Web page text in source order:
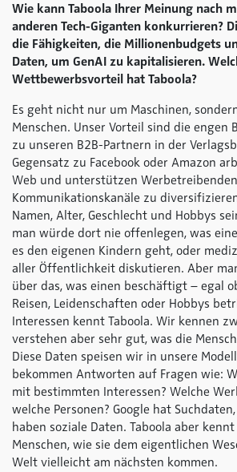
Wie kann Taboola Ihrer Meinung nach
anderen Tech-Giganten konkurrieren?
die Fähigkeiten, die Millionenbudgets
Daten, um GenAI zu kapitalisieren.
Wettbewerbsvorteil hat Taboola?
Es geht nicht nur um Maschinen,
Menschen. Unser Vorteil sind die engen
zu unseren B2B-Partnern in der
Gegensatz zu Facebook oder Amazon
Web und unterstützen
Kommunikationskanäle zu
Namen, Alter, Geschlecht und Hobbys
man würde dort nie offenlegen, was
es den eigenen Kindern geht, oder
aller Öffentlichkeit diskutieren. Aber
über das, was einen beschäftigt – egal
Reisen, Leidenschaften oder Hobbys
Interessen kennt Taboola. Wir kennen
verstehen aber sehr gut, was die
Diese Daten speisen wir in unsere
bekommen Antworten auf Fragen wie:
mit bestimmten Interessen? Welche
welche Personen? Google hat
haben soziale Daten. Taboola aber
Menschen, wie sie dem eigentlichen
Welt vielleicht am nächsten kommen.